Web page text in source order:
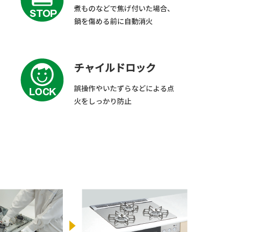
煮ものなどで焦げ付いた場合、
鍋を傷める前に自動消火
チャイルドロック
誤操作やいたずらなどによる点
火をしっかり防止